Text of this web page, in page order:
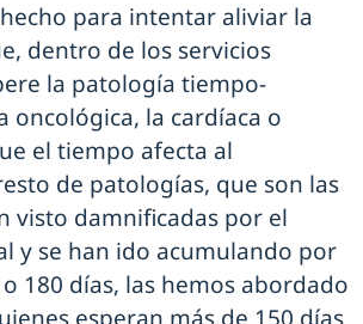
para intentar aliviar la
dentro de los servicios
la patología tiempo-
oncológica, la cardíaca o
el tiempo afecta al
de patologías, que son las
visto damnificadas por el
y se han ido acumulando por
180 días, las hemos abordado